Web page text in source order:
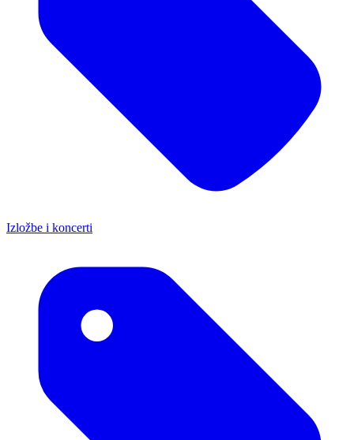
Izložbe i koncerti